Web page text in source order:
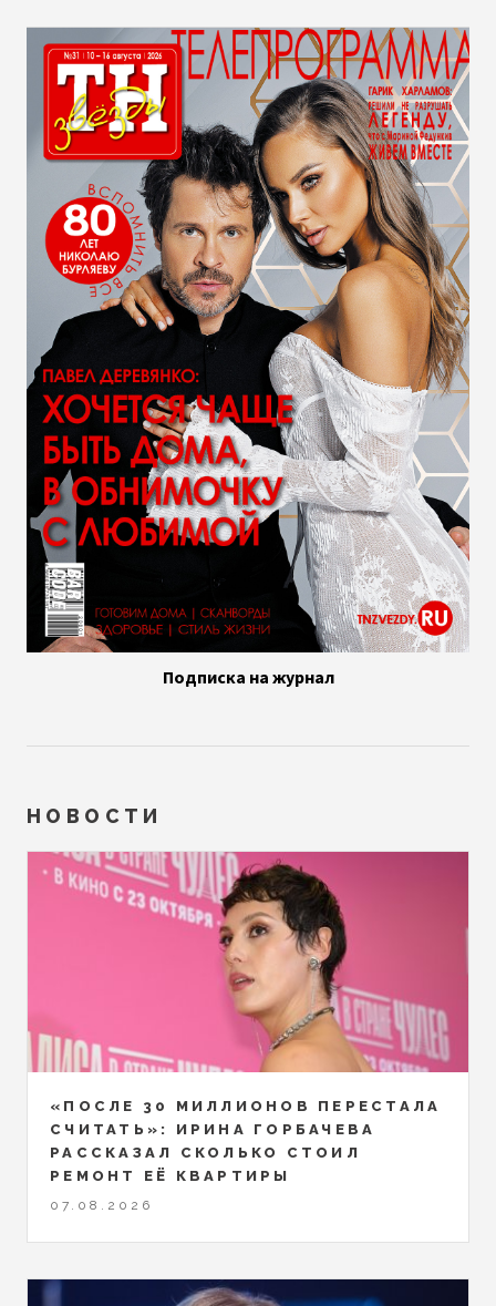
Подписка на журнал
НОВОСТИ
«ПОСЛЕ 30 МИЛЛИОНОВ ПЕРЕСТАЛА
СЧИТАТЬ»: ИРИНА ГОРБАЧЕВА
РАССКАЗАЛ СКОЛЬКО СТОИЛ
РЕМОНТ ЕЁ КВАРТИРЫ
07.08.2026